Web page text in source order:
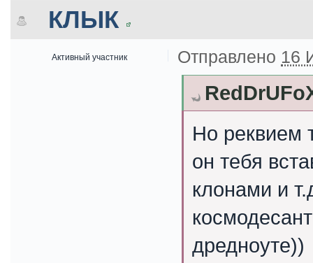
КЛЫК
Активный участник Отправлено 16
Но реквием
он тебя
клонами и
дредноуте))